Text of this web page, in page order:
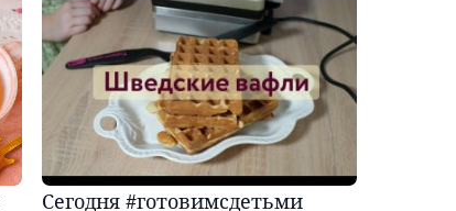
Сегодня #готовимсдетьми